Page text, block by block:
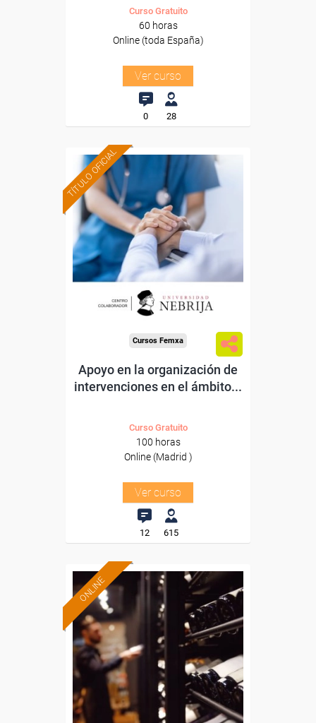
Curso Gratuito
60 horas
Online (toda España)
Ver curso
0 28
TÍTULO OFICIAL Formación 100%
subvencionada.
Para desempleados,
trabajadores y autónomos.
Para todos los sectores.
Cursos Femxa
Apoyo en la organización de
intervenciones en el ámbito...
Curso Gratuito
100 horas
Online (Madrid )
Ver curso
12 615
ONLINE
Formación 100%
subvencionada.
Para desempleados,
trabajadores y autónomos.
Sector
-Hosteleria y Turismo.